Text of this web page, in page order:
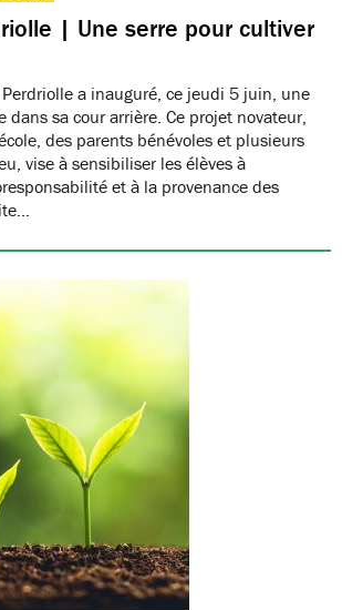
| Une serre pour cultiver
Perdriolle a inauguré, ce jeudi 5 juin, une
dans sa cour arrière. Ce projet novateur,
des parents bénévoles et plusieurs
vise à sensibiliser les élèves à
et à la provenance des